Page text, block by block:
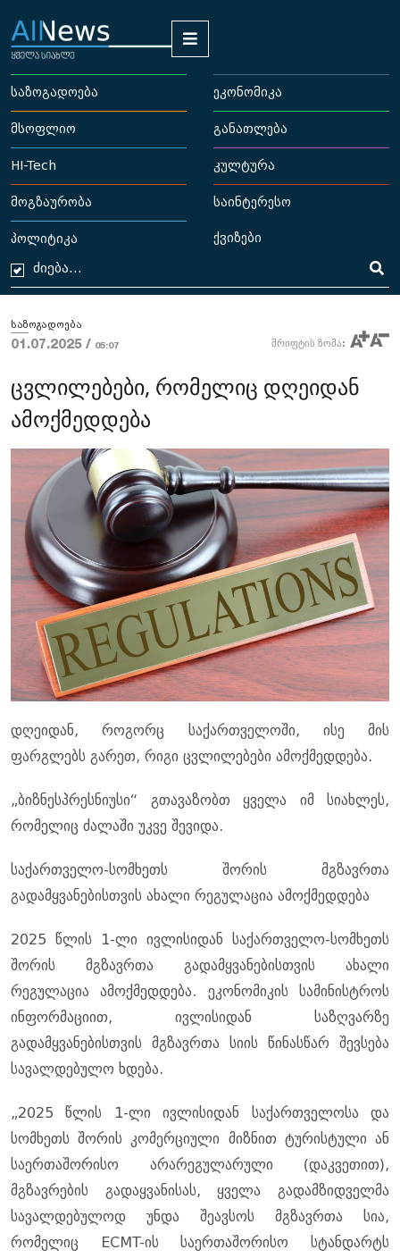
საზოგადოება ეკონომიკა
მსოფლიო განათლება
HI-Tech კულტურა
მოგზაურობა საინტერესო
პოლიტიკა ქვიზები
საზოგადოება
01.07.2025 / 05:07 შრიფტის ზომა:
ცვლილებები, რომელიც დღეიდან
ამოქმედდება
დღეიდან, როგორც საქართველოში, ისე მის
ფარგლებს გარეთ, რიგი ცვლილებები ამოქმედდება.
„ბიზნესპრესნიუსი“ გთავაზობთ ყველა იმ სიახლეს,
რომელიც ძალაში უკვე შევიდა.
საქართველო-სომხეთს შორის მგზავრთა
გადამყვანებისთვის ახალი რეგულაცია ამოქმედდება
2025 წლის 1-ლი ივლისიდან საქართველო-სომხეთს
შორის მგზავრთა გადამყვანებისთვის ახალი
რეგულაცია ამოქმედდება. ეკონომიკის სამინისტროს
ინფორმაციით, ივლისიდან საზღვარზე
გადამყვანებისთვის მგზავრთა სიის წინასწარ შევსება
სავალდებულო ხდება.
„2025 წლის 1-ლი ივლისიდან საქართველოსა და
სომხეთს შორის კომერციული მიზნით ტურისტული ან
საერთაშორისო არარეგულარული (დაკვეთით),
მგზავრების გადაყვანისას, ყველა გადამზიდველმა
სავალდებულოდ უნდა შეავსოს მგზავრთა სია,
რომელიც ECMT-ის საერთაშორისო სტანდარტს